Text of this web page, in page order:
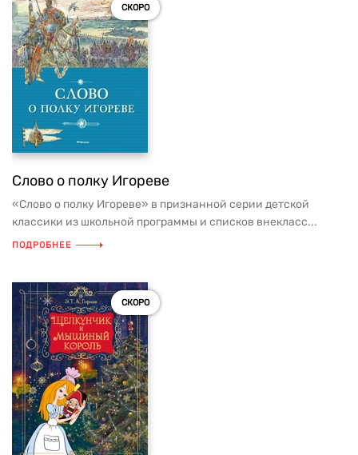
СКОРО
Слово о полку Игореве
«Слово о полку Игореве» в признанной серии детской
классики из школьной программы и списков внекласс...
ПОДРОБНЕЕ
СКОРО